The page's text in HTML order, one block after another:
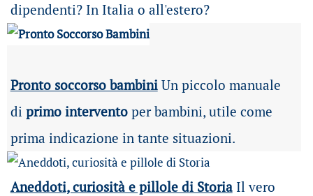
dipendenti? In Italia o all'estero?
Pronto soccorso bambiniUn piccolo manuale
di primo interventoper bambini, utile come
prima indicazione in tante situazioni.
Aneddoti, curiosità e pillole di Storia Il vero